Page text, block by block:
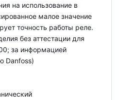
на использование в
малое значение
точность работы реле.
без аттестации для
за информацией
Danfoss)